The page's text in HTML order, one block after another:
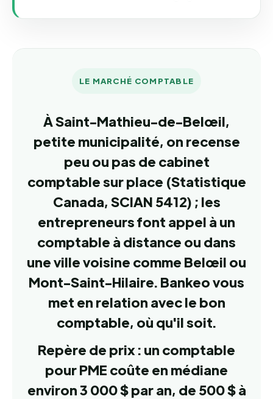
LE MARCHÉ COMPTABLE
À Saint-Mathieu-de-Belœil,
petite municipalité, on recense
peu ou pas de cabinet
comptable sur place (Statistique
Canada, SCIAN 5412) ; les
entrepreneurs font appel à un
comptable à distance ou dans
une ville voisine comme Belœil ou
Mont-Saint-Hilaire. Bankeo vous
met en relation avec le bon
comptable, où qu'il soit.
Repère de prix : un comptable
pour PME coûte en médiane
environ 3 000 $ par an, de 500 $ à